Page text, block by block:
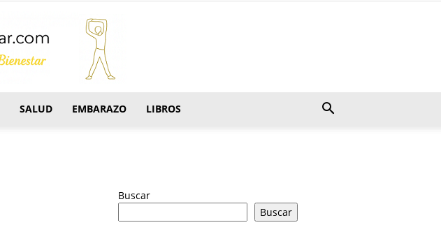
SALUD EMBARAZO LIBROS
Buscar
Buscar